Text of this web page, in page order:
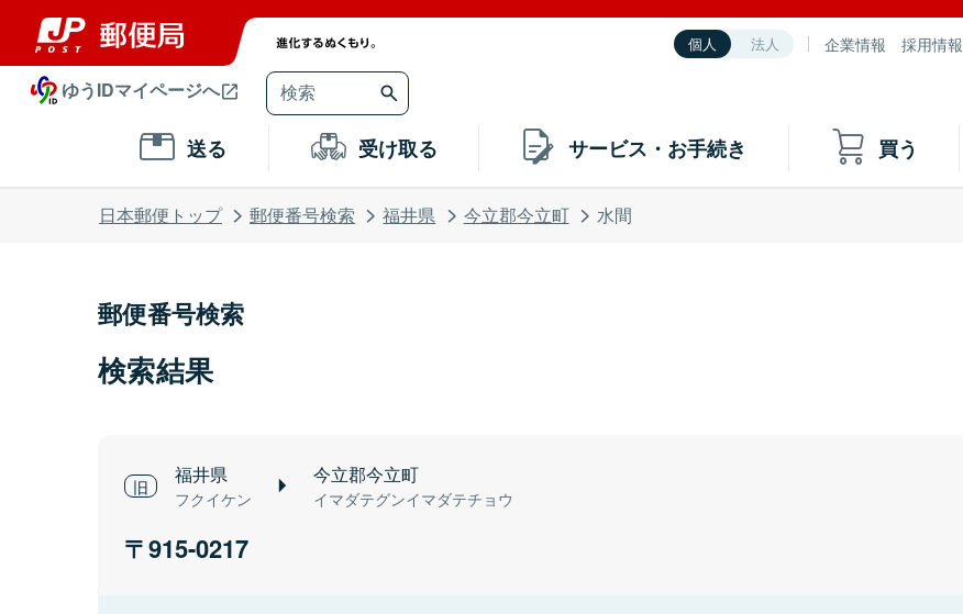
個人 法人 企業情報 採用情報
ゆうIDマイページへ
送る 受け取る サービス・お手続き 買う
日本郵便トップ 郵便番号検索 福井県 今立郡今立町 水間
郵便番号検索
検索結果
福井県
フクイケン
今立郡今立町
イマダテグンイマダテチョウ
915-0217